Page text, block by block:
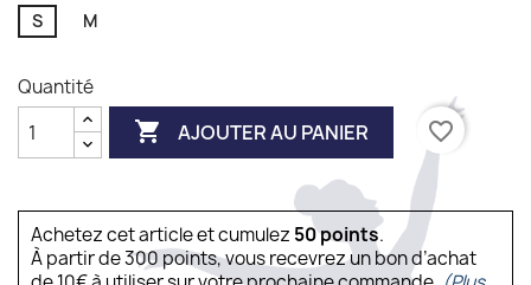
S M
Quantité
 AJOUTER AU PANIER favorite_border
Achetez cet article et cumulez 50points.
À partir de 300 points, vous recevrez un bon d’achat